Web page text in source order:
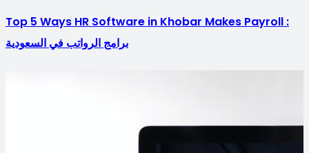
Top 5 Ways HR Software in Khobar Makes Payroll :
برامج الرواتب في السعودية